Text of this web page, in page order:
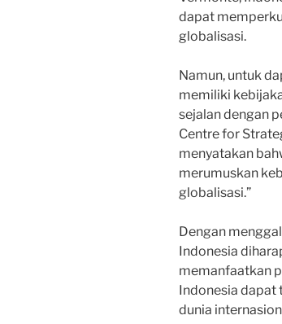
dapat
globalisasi.
Namun, untuk
memiliki
sejalan dengan
Centre for
menyatakan
merumuskan
globalisasi.”
Dengan
Indonesia
memanfaatkan
Indonesia dapat
dunia